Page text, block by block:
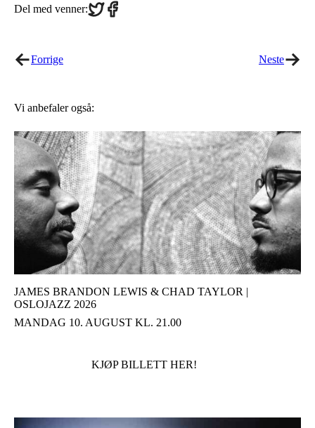
Del med venner:Share
on
Share
on
Forrige Neste
Vi anbefaler også:
JAMES BRANDON LEWIS & CHAD TAYLOR |
OSLOJAZZ 2026
MANDAG 10. AUGUST KL. 21.00
KJØP BILLETT HER!